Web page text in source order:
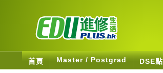
首頁 Master / Postgrad DSE